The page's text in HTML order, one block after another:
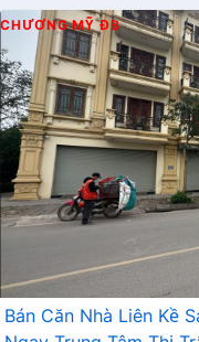
CHƯƠNG MỸ ĐB
Bán Căn Nhà Liên Kề